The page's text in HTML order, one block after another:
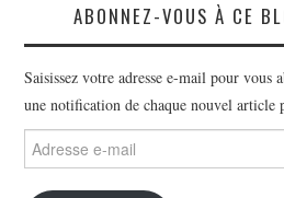
ABONNEZ-VOUS À CE
Saisissez votre adresse e-mail pour vous
une notification de chaque nouvel article
Adresse
e-